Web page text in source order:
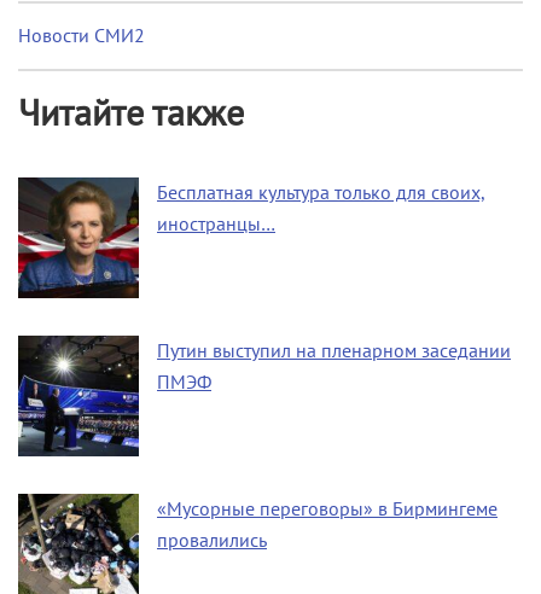
Новости СМИ2
Читайте также
Бесплатная культура только для своих,
иностранцы…
Путин выступил на пленарном заседании
ПМЭФ
«Мусорные переговоры» в Бирмингеме
провалились